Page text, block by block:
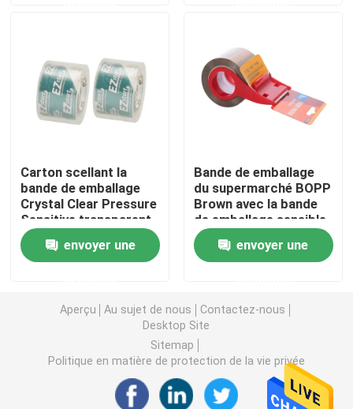
Bande de papier d'aluminium
S'accrochent le film
film d'enveloppe de bout droit
Conteneurs de nourriture de papier d'aluminium
Papier d'emballage de bande paerforée
Carton scellant la
bande de emballage
Crystal Clear Pressure
Sensitive transparent
de BOPP
envoyer une
Bande de emballage
du supermarché BOPP
Brown avec la bande
de emballage sensible
à la pression de
coupeur de bande
envoyer une
Aperçu Au sujet de nous
Contactez-nous
Desktop Site
Sitemap
Politique en matière de protection de la vie privée